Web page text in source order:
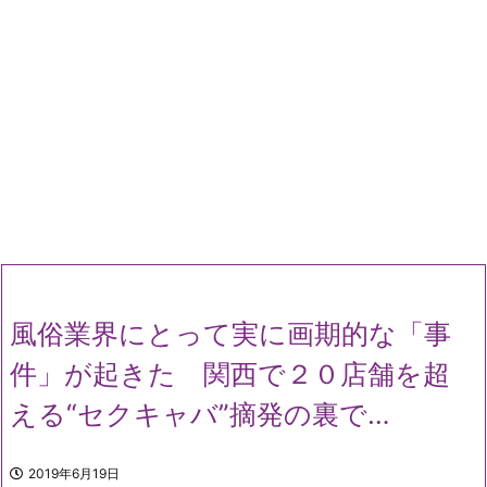
風俗業界にとって実に画期的な「事
件」が起きた 関西で２０店舗を超
える“セクキャバ”摘発の裏で…
2019年6月19日